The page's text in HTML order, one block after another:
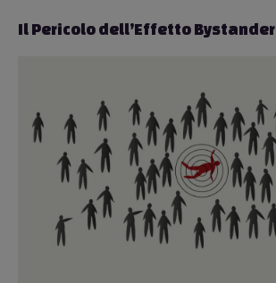
Il Pericolo dell’Effetto Bystander